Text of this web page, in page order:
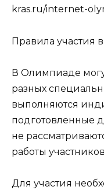
kras.ru/internet-
Правила участия
В Олимпиаде
разных
выполняются
подготовленные
не
работы
Для участия